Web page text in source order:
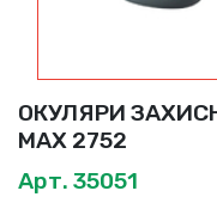
ОКУЛЯРИ
MAX 2752
Арт. 35051